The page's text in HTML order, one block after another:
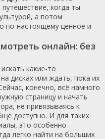
когда ты
а потом
по-настоящему ценное и
онлайн: без
какие-то
дисках или ждать, пока их
конечно, всё намного
страницу и начать
не привязываясь к
доступно. И для таких
это особенно
легко найти на больших